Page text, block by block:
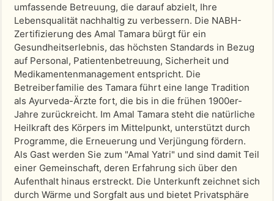
umfassende Betreuung, die darauf abzielt, Ihre
Lebensqualität nachhaltig zu verbessern. Die NABH-
Zertifizierung des Amal Tamara bürgt für ein
Gesundheitserlebnis, das höchsten Standards in Bezug
auf Personal, Patientenbetreuung, Sicherheit und
Medikamentenmanagement entspricht. Die
Betreiberfamilie des Tamara führt eine lange Tradition
als Ayurveda-Ärzte fort, die bis in die frühen 1900er-
Jahre zurückreicht. Im Amal Tamara steht die natürliche
Heilkraft des Körpers im Mittelpunkt, unterstützt durch
Programme, die Erneuerung und Verjüngung fördern.
Als Gast werden Sie zum "Amal Yatri" und sind damit Teil
einer Gemeinschaft, deren Erfahrung sich über den
Aufenthalt hinaus erstreckt. Die Unterkunft zeichnet sich
durch Wärme und Sorgfalt aus und bietet Privatsphäre